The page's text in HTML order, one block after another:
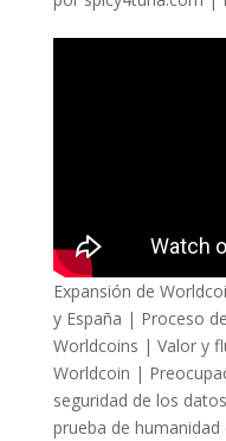
Expansión de
y España | Proceso
Worldcoins | Valor y
Worldcoin |
seguridad de los
prueba de